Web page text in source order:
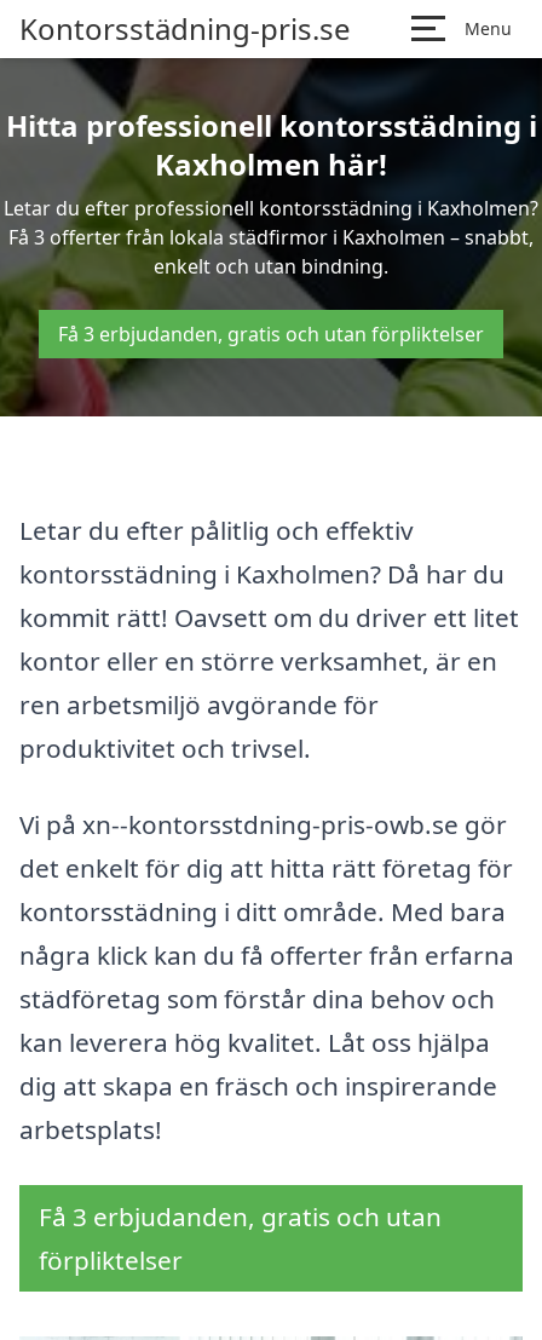
Kontorsstädning-pris.se Menu
Hitta professionell kontorsstädning i
Kaxholmen här!
Letar du efter professionell kontorsstädning i Kaxholmen?
Få 3 offerter från lokala städfirmor i Kaxholmen – snabbt,
enkelt och utan bindning.
Få 3 erbjudanden, gratis och utan förpliktelser
Letar du efter pålitlig och effektiv
kontorsstädning i Kaxholmen? Då har du
kommit rätt! Oavsett om du driver ett litet
kontor eller en större verksamhet, är en
ren arbetsmiljö avgörande för
produktivitet och trivsel.
Vi på xn--kontorsstdning-pris-owb.se gör
det enkelt för dig att hitta rätt företag för
kontorsstädning i ditt område. Med bara
några klick kan du få offerter från erfarna
städföretag som förstår dina behov och
kan leverera hög kvalitet. Låt oss hjälpa
dig att skapa en fräsch och inspirerande
arbetsplats!
Få 3 erbjudanden, gratis och utan
förpliktelser